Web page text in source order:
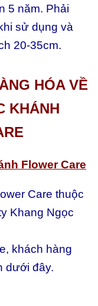
5 năm. Phải
sử dụng và
20-35cm.
HÓA VỀ
KHÁNH
Flower Care
Care thuộc
Khang Ngọc
khách hàng
dưới đây.